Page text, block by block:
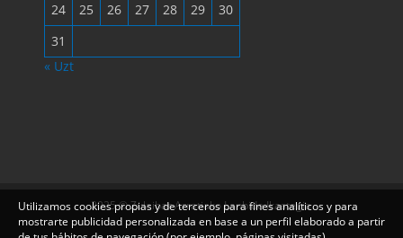
24
25 26 27 28 29
30
31
« Uzt
2025 © Zulaibar Arratiako Lanbide Ikastegia
Utilizamos cookies propias y de terceros para fines analíticos y para
mostrarte publicidad personalizada en base a un perfil elaborado a partir